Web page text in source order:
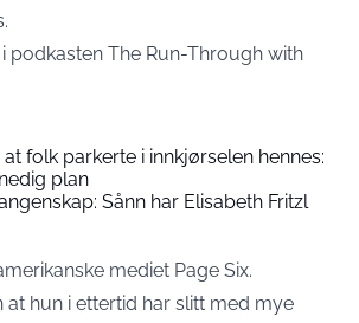
podkasten The Run-Through with
folk parkerte i innkjørselen hennes:
plan
Sånn har Elisabeth Fritzl
mediet Page Six.
at hun i ettertid har slitt med mye